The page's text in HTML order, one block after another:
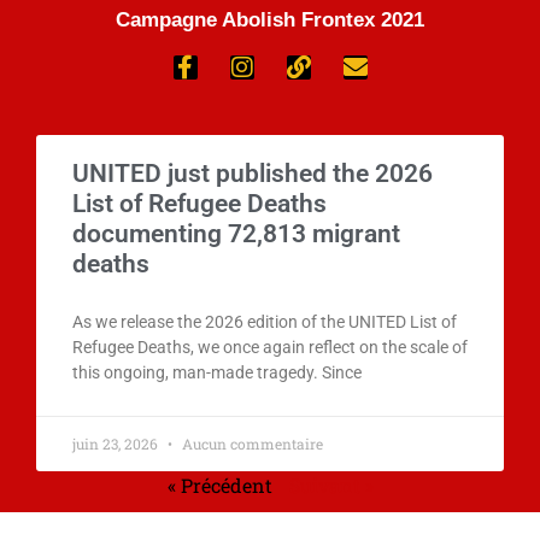
Campagne Abolish Frontex 2021
UNITED just published the 2026
List of Refugee Deaths
documenting 72,813 migrant
deaths
As we release the 2026 edition of the UNITED List of
Refugee Deaths, we once again reflect on the scale of
this ongoing, man-made tragedy. Since
juin 23, 2026 Aucun commentaire
« Précédent